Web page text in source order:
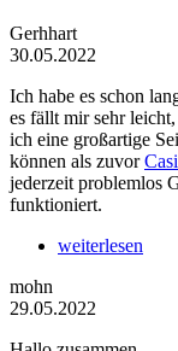
Gerhhart
30.05.2022
Ich habe es schon
es fällt mir sehr
ich eine großartige
können als zuvor
jederzeit problemlos
funktioniert.
weiterlesen
mohn
29.05.2022